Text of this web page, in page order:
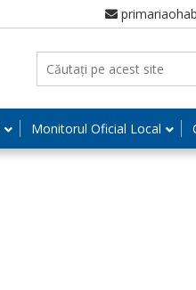
Monitorul Oficial Local